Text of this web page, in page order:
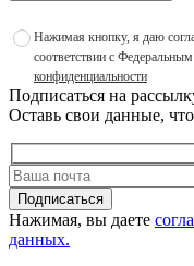
Нажимая кнопку, я даю
соответствии с
конфиденциальности
Подписаться на
Оставь свои данные,
Подписаться
Нажимая, вы даете
данных.